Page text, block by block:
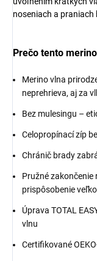
noseniach a praniach
Prečo tento
Merino vlna
neprehrieva, aj za
Bez mulesingu –
Celopropínací zíp
Chránič brady
Pružné zakončenie
prispôsobenie
Úprava TOTAL
vlnu
Certifikované